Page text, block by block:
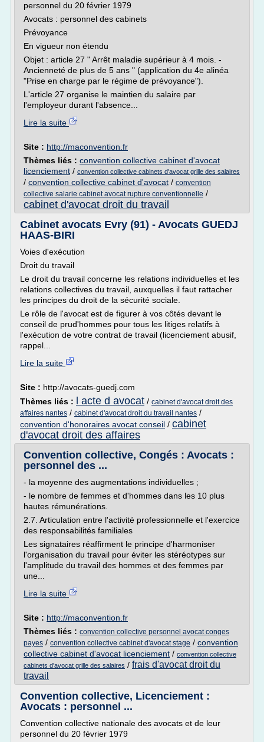
personnel du 20 février 1979
Avocats : personnel des cabinets
Prévoyance
En vigueur non étendu
Objet : article 27 " Arrêt maladie supérieur à 4 mois. -
Ancienneté de plus de 5 ans " (application du 4e alinéa
"Prise en charge par le régime de prévoyance").
L'article 27 organise le maintien du salaire par
l'employeur durant l'absence...
Lire la suite
Site : http://maconvention.fr
Thèmes liés : convention collective cabinet d'avocat
licenciement / convention collective cabinets d'avocat grille des salaires
/ convention collective cabinet d'avocat / convention
collective salarie cabinet avocat rupture conventionnelle /
cabinet d'avocat droit du travail
Cabinet avocats Evry (91) - Avocats GUEDJ
HAAS-BIRI
Voies d'exécution
Droit du travail
Le droit du travail concerne les relations individuelles et les
relations collectives du travail, auxquelles il faut rattacher
les principes du droit de la sécurité sociale.
Le rôle de l'avocat est de figurer à vos côtés devant le
conseil de prud'hommes pour tous les litiges relatifs à
l'exécution de votre contrat de travail (licenciement abusif,
rappel...
Lire la suite
Site : http://avocats-guedj.com
Thèmes liés :
l acte d avocat / cabinet d'avocat droit des
affaires nantes / cabinet d'avocat droit du travail nantes /
convention d'honoraires avocat conseil / cabinet
d'avocat droit des affaires
Convention collective, Congés : Avocats :
personnel des ...
- la moyenne des augmentations individuelles ;
- le nombre de femmes et d'hommes dans les 10 plus
hautes rémunérations.
2.7. Articulation entre l'activité professionnelle et l'exercice
des responsabilités familiales
Les signataires réaffirment le principe d'harmoniser
l'organisation du travail pour éviter les stéréotypes sur
l'amplitude du travail des hommes et des femmes par
une...
Lire la suite
Site : http://maconvention.fr
Thèmes liés : convention collective personnel avocat conges
payes / convention collective cabinet d'avocat stage / convention
collective cabinet d'avocat licenciement / convention collective
cabinets d'avocat grille des salaires / frais d'avocat droit du
travail
Convention collective, Licenciement :
Avocats : personnel ...
Convention collective nationale des avocats et de leur
personnel du 20 février 1979